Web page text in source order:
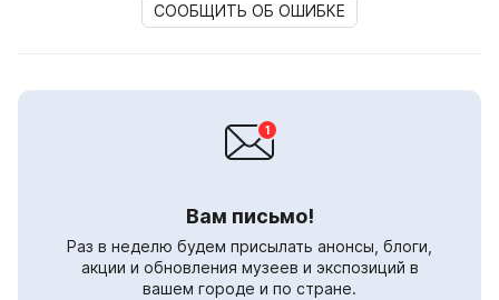
СООБЩИТЬ ОБ ОШИБКЕ
Вам письмо!
Раз в неделю будем присылать анонсы, блоги,
акции и обновления музеев и экспозиций в
вашем городе и по стране.